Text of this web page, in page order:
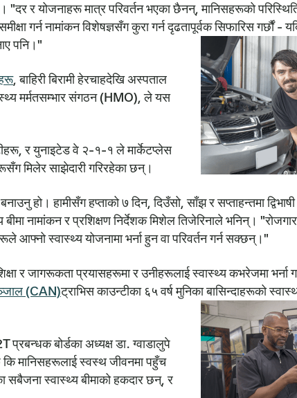
र योजनाहरू मात्र परिवर्तन भएका छैनन्, मानिसहरूको
गर्न नामांकन विशेषज्ञसँग कुरा गर्न दृढतापूर्वक सिफारिस गर्छौं -
पनि।"
, बाहिरी बिरामी हेरचाहदेखि अस्पताल
मर्मतसम्भार संगठन (HMO), ले यस
र युनाइटेड वे २-१-१ ले मार्केटप्लेस
मिलेर साझेदारी गरिरहेका छन्।
हो। हामीसँग हप्ताको ७ दिन, दिउँसो, साँझ र सप्ताहन्तमा
नामांकन र प्रशिक्षण निर्देशक मिशेल तिजेरिनाले भनिन्।
आफ्नो स्वास्थ्य योजनामा भर्ना हुन वा परिवर्तन गर्न सक्छन्।"
र जागरूकता प्रयासहरूमा र उनीहरूलाई स्वास्थ्य कभरेजमा भर्ना
(CAN)ट्राभिस काउन्टीका ६५ वर्ष मुनिका बासिन्दाहरूको
प्रबन्धक बोर्डका अध्यक्ष डा. ग्वाडालुपे
मानिसहरूलाई स्वस्थ जीवनमा पहुँच
सबैजना स्वास्थ्य बीमाको हकदार छन्, र